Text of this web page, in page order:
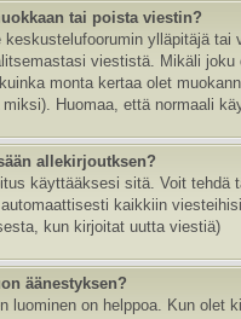
tai poista viestin?
keskustelufoorumin ylläpitäjä
viestistä. Mikäli
kuinka monta kertaa olet
miksi). Huomaa, että normaali
allekirjoutksen?
käyttääksesi sitä. Voit
kaikkiin
kun kirjoitat uutta viestiä)
äänestyksen?
luominen on helppoa. Kun olet